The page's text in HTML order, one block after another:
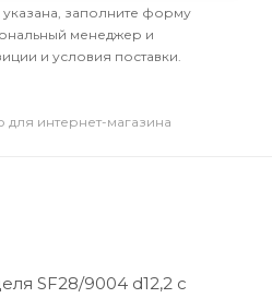
указана, заполните форму
менеджер и
и условия поставки.
для интернет-магазина
SF28/9004 d12,2 с